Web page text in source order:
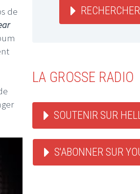
de
RECHERCHER
LA GROSSE RADIO
SOUTENIR SUR
S'ABONNER SUR